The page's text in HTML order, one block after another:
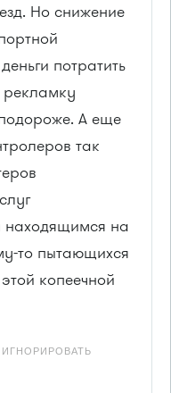
Но снижение
потратить
А еще
так
находящимся на
то пытающихся
копеечной
ИГНОРИРОВАТЬ